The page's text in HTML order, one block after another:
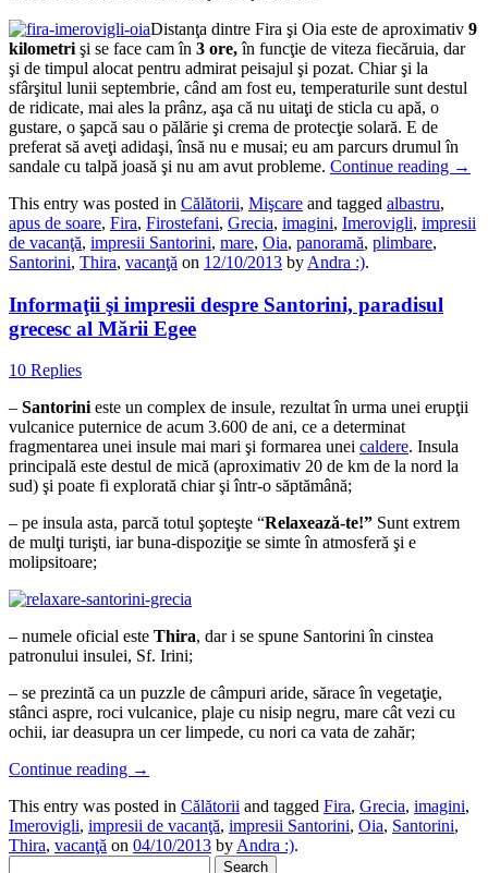
Distanţa dintre Fira şi Oia este de aproximativ 9
kilometri şi se face cam în 3 ore,în funcţie de viteza fiecăruia, dar
şi de timpul alocat pentru admirat peisajul şi pozat. Chiar şi la
sfârşitul lunii septembrie, când am fost eu, temperaturile sunt destul
de ridicate, mai ales la prânz, aşa că nu uitaţi de sticla cu apă, o
gustare, o şapcă sau o pălărie şi crema de protecţie solară. E de
preferat să aveţi adidaşi, însă nu e musai; eu am parcurs drumul în
sandale cu talpă joasă şi nu am avut probleme. Continue reading →
This entry was posted in Călătorii, Mişcare and tagged albastru,
apus de soare, Fira, Firostefani, Grecia, imagini, Imerovigli, impresii
de vacanţă, impresii Santorini, mare, Oia, panoramă, plimbare,
Santorini, Thira, vacanţă on 12/10/2013 by Andra :).
Informaţii şi impresii despre Santorini, paradisul
grecesc al Mării Egee
10 Replies
– Santorinieste un complex de insule, rezultat în urma unei erupţii
vulcanice puternice de acum 3.600 de ani, ce a determinat
fragmentarea unei insule mai mari şi formarea unei caldere. Insula
principală este destul de mică (aproximativ 20 de km de la nord la
sud) şi poate fi explorată chiar şi într-o săptămână;
– pe insula asta, parcă totul şopteşte “Relaxează-te!” Sunt extrem
de mulţi turişti, iar buna-dispoziţie se simte în atmosferă şi e
molipsitoare;
– numele oficial este Thira, dar i se spune Santorini în cinstea
patronului insulei, Sf. Irini;
– se prezintă ca un puzzle de câmpuri aride, sărace în vegetaţie,
stânci aspre, roci vulcanice, plaje cu nisip negru, mare cât vezi cu
ochii, iar deasupra un cer limpede, cu nori ca vata de zahăr;
Continue reading →
This entry was posted in Călătorii and tagged Fira, Grecia, imagini,
Imerovigli, impresii de vacanţă, impresii Santorini, Oia, Santorini,
Thira, vacanţă on 04/10/2013 byAndra :).